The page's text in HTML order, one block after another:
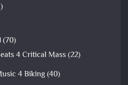
(70)
4 Critical Mass(22)
4 Biking(40)